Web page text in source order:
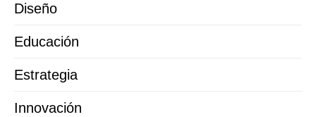
Diseño
Educación
Estrategia
Innovación